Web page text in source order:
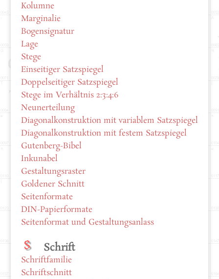
Kolumne
Marginalie
Bogensignatur
Lage
Stege
Einseitiger Satzspiegel
Doppelseitiger Satzspiegel
Stege im Verhältnis 2:3:4:6
Neunerteilung
Diagonalkonstruktion mit variablem Satzspiegel
Diagonalkonstruktion mit festem Satzspiegel
Gutenberg-Bibel
Inkunabel
Gestaltungsraster
Goldener Schnitt
Seitenformate
DIN-Papierformate
Seitenformat und Gestaltungsanlass
Schrift
Schriftfamilie
Schriftschnitt